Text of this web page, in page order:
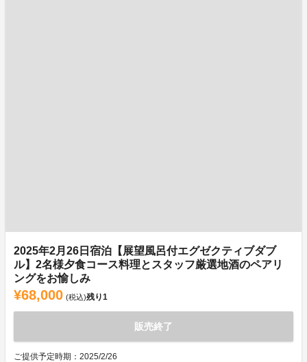
2025年2月26日宿泊【展望風呂付エグゼクティブダブ
ル】2名様夕食コース料理とスタッフ厳選地酒のペアリ
ングをお愉しみ
¥68,000 (税込)残り1
販売終了
ご提供予定時期：2025/2/26